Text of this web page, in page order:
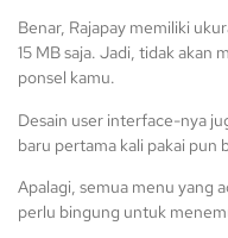
Benar, Rajapay memiliki
15 MB saja. Jadi, tidak akan
ponsel kamu.
Desain user interface-nya
baru pertama kali pakai pun
Apalagi, semua menu yang
perlu bingung untuk